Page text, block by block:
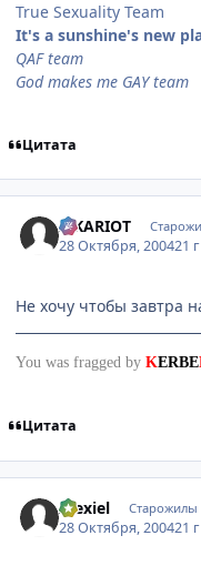
True Sexuality Team
It's a sunshine's new
QAF team
God makes me GAY team
Цитата
ISKARIOT
28 Октября, 200421 г
Не хочу чтобы завтра
You was fragged by KERBE
Цитата
Alexiel Старожилы
28 Октября, 200421 г